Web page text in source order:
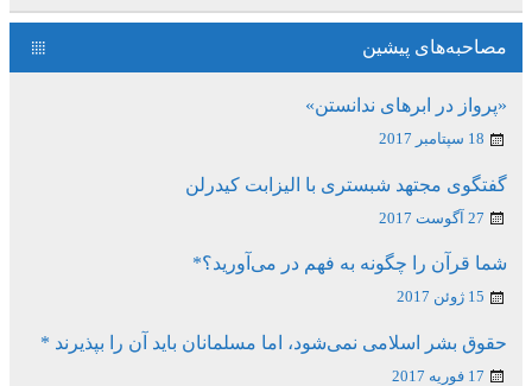
مصاحبه‌های پیشین
«پرواز در ابرهای ندانستن»
18 سپتامبر 2017
گفتگوی مجتهد شبستری با الیزابت کیدرلن
27 آگوست 2017
شما قرآن را چگونه به فهم در می‌آورید؟*
15 ژوئن 2017
حقوق بشر اسلامی نمی‌شود، اما مسلمانان باید آن را بپذیرند *
17 فوریه 2017